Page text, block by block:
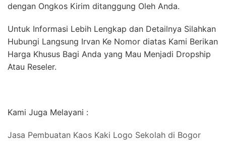
dengan Ongkos Kirim ditanggung Oleh Anda.
Untuk Informasi Lebih Lengkap dan Detailnya Silahkan
Hubungi Langsung Irvan Ke Nomor diatas Kami Berikan
Harga Khusus Bagi Anda yang Mau Menjadi Dropship
Atau Reseler.
Kami Juga Melayani :
Jasa Pembuatan Kaos Kaki Logo Sekolah di Bogor